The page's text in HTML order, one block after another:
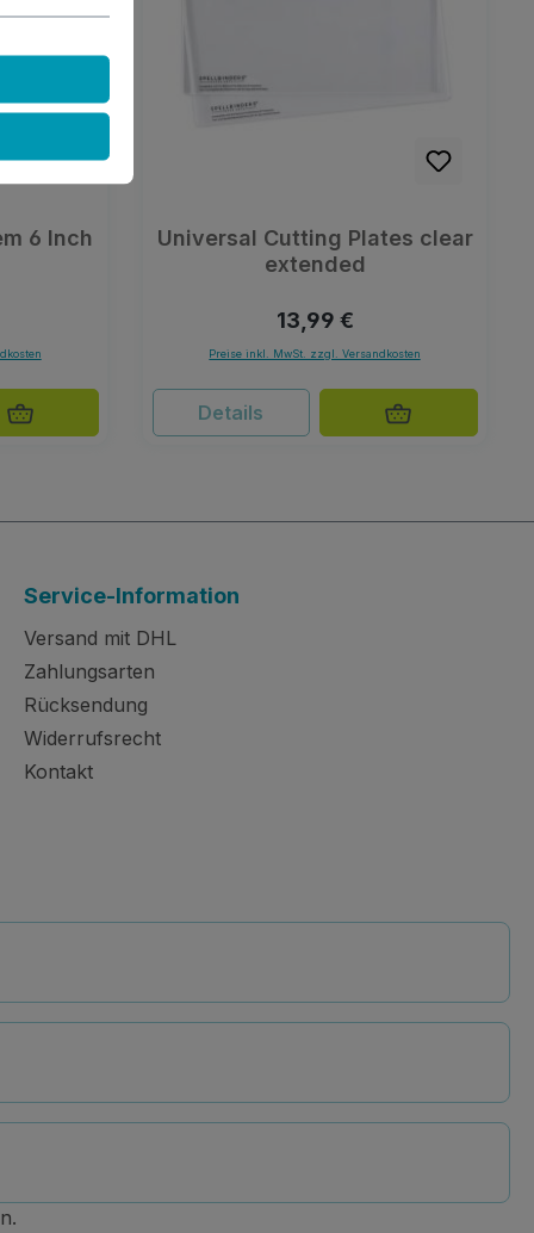
6 Inch
Universal Cutting Plates clear
extended
Regulärer Preis:
13,99 €
Preise inkl. MwSt. zzgl. Versandkosten
Details
Service-Information
Versand mit DHL
Zahlungsarten
Rücksendung
Widerrufsrecht
Kontakt